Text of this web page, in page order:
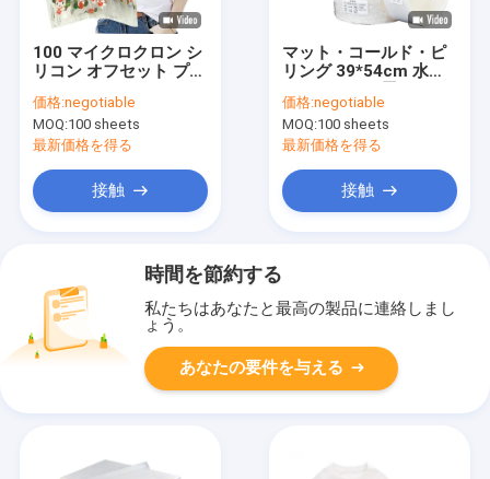
100 マイクロクロン シ
リコン オフセット プリ
50*70cm PET プリン
ト フィルム
価格:negotiable
MOQ:100 sheets
最新価格を得る
接触
マット・コールド・ピ
リング 39*54cm 水性
リーンプリントフィル
ム
価格:negotiable
MOQ:100 sheets
最新価格を得る
接触
時間を節約する
私たちはあなたと最高の製品に連絡しまし
ょう。
あなたの要件を与える